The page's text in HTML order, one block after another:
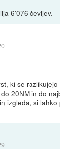
6'076 čevljev.
ki se
20NM in do
izgleda, si